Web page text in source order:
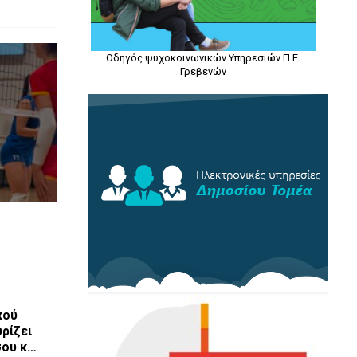
και
Οδηγός ψυχοκοινωνικών Υπηρεσιών Π.Ε.
Γρεβενών